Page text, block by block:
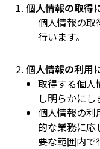
個人情報の取得
個人情報の取
行います。
個人情報の利用
取得する個人
し明らかにし
個人情報の利
的な業務に応
要な範囲内で